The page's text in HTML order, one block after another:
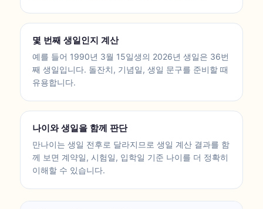
몇 번째 생일인지 계산
예를 들어 1990년 3월 15일생의 2026년 생일은 36번
째 생일입니다. 돌잔치, 기념일, 생일 문구를 준비할 때
유용합니다.
나이와 생일을 함께 판단
만나이는 생일 전후로 달라지므로 생일 계산 결과를 함
께 보면 계약일, 시험일, 입학일 기준 나이를 더 정확히
이해할 수 있습니다.